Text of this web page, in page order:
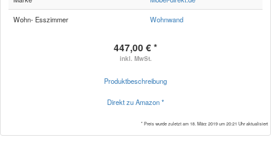
Wohn- Esszimmer Wohnwand
447,00 € *
inkl. MwSt.
Produktbeschreibung
Direkt zu Amazon *
* Preis wurde zuletzt am 18. März 2019 um 20:21 Uhr aktualisiert